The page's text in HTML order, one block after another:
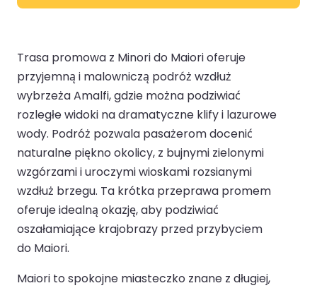
Trasa promowa z Minori do Maiori oferuje
przyjemną i malowniczą podróż wzdłuż
wybrzeża Amalfi, gdzie można podziwiać
rozległe widoki na dramatyczne klify i lazurowe
wody. Podróż pozwala pasażerom docenić
naturalne piękno okolicy, z bujnymi zielonymi
wzgórzami i uroczymi wioskami rozsianymi
wzdłuż brzegu. Ta krótka przeprawa promem
oferuje idealną okazję, aby podziwiać
oszałamiające krajobrazy przed przybyciem
do Maiori.
Maiori to spokojne miasteczko znane z długiej,